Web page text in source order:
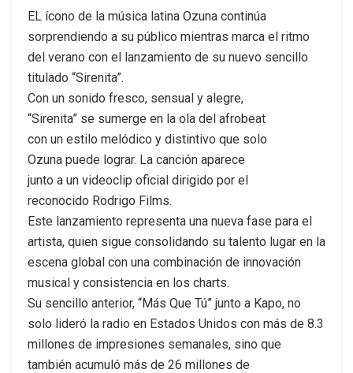
EL ícono de la música latina Ozuna continúa
sorprendiendo a su público mientras marca el ritmo
del verano con el lanzamiento de su nuevo sencillo
titulado “Sirenita”.
Con un sonido fresco, sensual y alegre,
“Sirenita” se sumerge en la ola del afrobeat
con un estilo melódico y distintivo que solo
Ozuna puede lograr. La canción aparece
junto a un videoclip oficial dirigido por el
reconocido Rodrigo Films.
Este lanzamiento representa una nueva fase para el
artista, quien sigue consolidando su talento lugar en la
escena global con una combinación de innovación
musical y consistencia en los charts.
Su sencillo anterior, “Más Que Tú” junto a Kapo, no
solo lideró la radio en Estados Unidos con más de 8.3
millones de impresiones semanales, sino que
también acumuló más de 26 millones de